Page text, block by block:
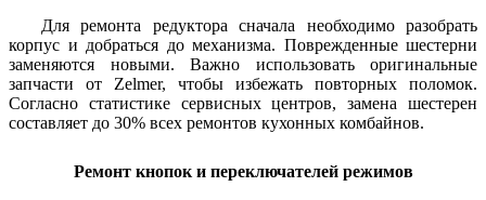
Для ремонта редуктора сначала необходимо разобрать
корпус и добраться до механизма. Поврежденные шестерни
заменяются новыми. Важно использовать оригинальные
запчасти от Zelmer, чтобы избежать повторных поломок.
Согласно статистике сервисных центров, замена шестерен
составляет до 30% всех ремонтов кухонных комбайнов.
Ремонт кнопок и переключателей режимов